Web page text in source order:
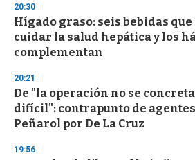
20:30
Hígado graso: seis bebidas
cuidar la salud hepática y los
complementan
20:21
De "la operación no se
difícil": contrapunto de
Peñarol por De La Cruz
19:56